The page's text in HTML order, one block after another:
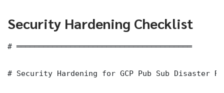
Security Hardening Checklist
# ═══════════════════════════════════════
# Security Hardening for GCP Pub Sub Disaster